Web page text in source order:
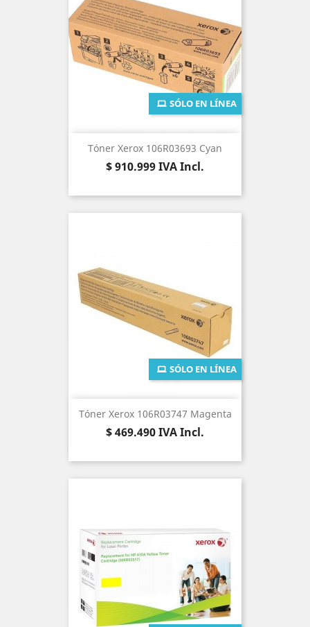
Tóner Xerox 106R03693 Cyan
Precio
$ 910.999IVA Incl.
SÓLO EN LÍNEA
Tóner Xerox 106R03747 Magenta
Precio
$ 469.490IVA Incl.
SÓLO EN LÍNEA